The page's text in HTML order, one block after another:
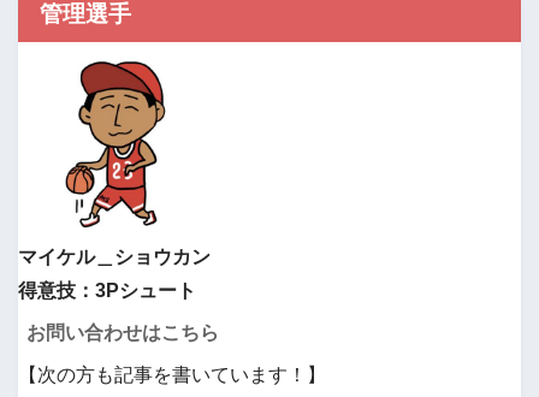
管理選手
マイケル＿ショウカン
得意技：3Pシュート
お問い合わせはこちら
【次の方も記事を書いています！】